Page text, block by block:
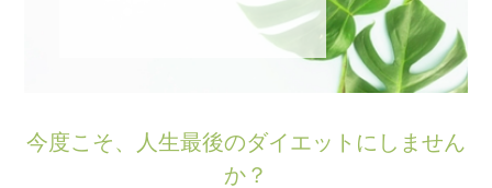
今度こそ、人生最後のダイエットにしません
か？